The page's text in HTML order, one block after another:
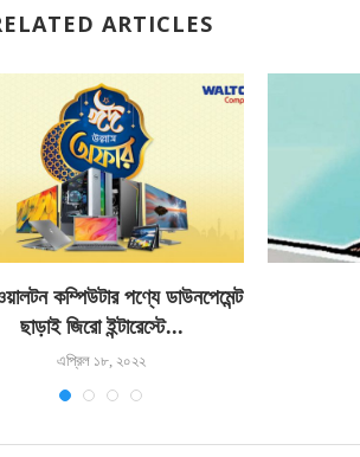
ARTICLES
কম্পিউটার পণ্যে ডাউনপেমেন্ট
ছাড়াই জিরো ইন্টারেস্টে...
এপ্রিল ১৮, ২০২২